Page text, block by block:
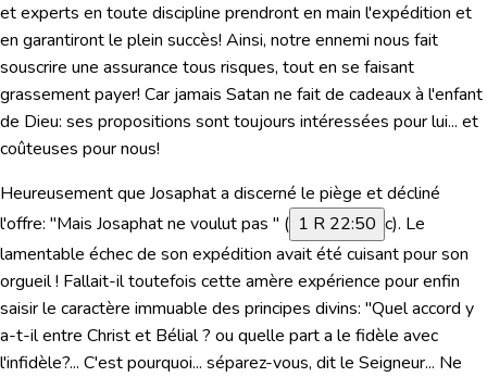
et experts en toute discipline prendront en main l'expédition et
en garantiront le plein succès! Ainsi, notre ennemi nous fait
souscrire une assurance tous risques, tout en se faisant
grassement payer! Car jamais Satan ne fait de cadeaux à l'enfant
de Dieu: ses propositions sont toujours intéressées pour lui... et
coûteuses pour nous!
Heureusement que Josaphat a discerné le piège et décliné
l'offre: "Mais Josaphat ne voulut pas " ( 1 R 22:50 c). Le
lamentable échec de son expédition avait été cuisant pour son
orgueil ! Fallait-il toutefois cette amère expérience pour enfin
saisir le caractère immuable des principes divins: "Quel accord y
a-t-il entre Christ et Bélial ? ou quelle part a le fidèle avec
l'infidèle?... C'est pourquoi... séparez-vous, dit le Seigneur... Ne